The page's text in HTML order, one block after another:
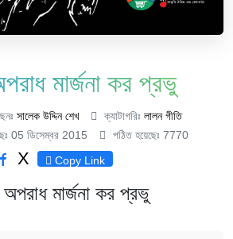
মার্জনা কর প্রভু
সালেক উদ্দিন শেখ ক্যাটাগরিঃ লালন গীতি
05 ডিসেম্বর 2015
পঠিত হয়েছেঃ 7770
X Copy Link
মার্জনা কর প্রভু